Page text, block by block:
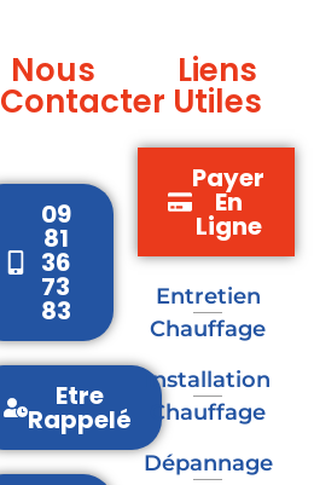
Nous
Contacter
09
81
36
73
83
Etre
Rappelé
Liens
Utiles
Payer
En
Ligne
Entretien
Chauffage
Installation
Chauffage
Dépannage